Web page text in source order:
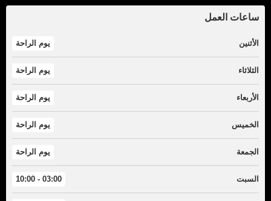
ساعات العمل
الأثنين يوم الراحة
الثلاثاء يوم الراحة
الأربعاء يوم الراحة
الخميس يوم الراحة
الجمعة يوم الراحة
السبت 03:00 - 10:00